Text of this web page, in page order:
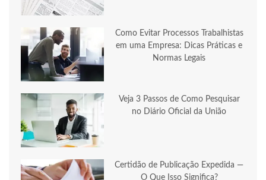
Como Evitar Processos Trabalhistas
em uma Empresa: Dicas Práticas e
Normas Legais
Veja 3 Passos de Como Pesquisar
no Diário Oficial da União
Certidão de Publicação Expedida —
O Que Isso Significa?